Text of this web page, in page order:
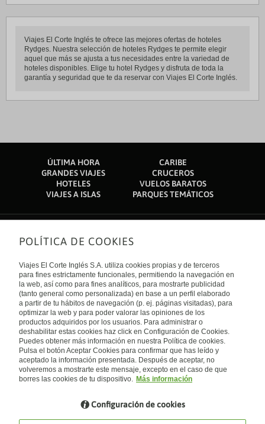
Viajes El Corte Inglés te ofrece las mejores ofertas de hoteles
Rydges. Nuestra selección de hoteles Rydges te permite elegir
aquel que más se ajusta a tus necesidades entre la variedad de
hoteles disponibles. Elige tu hotel Rydges y disfruta de toda la
garantía y seguridad que te da reservar con Viajes El Corte Inglés.
ÚLTIMA HORA
CARIBE
GRANDES VIAJES
CRUCEROS
HOTELES
VUELOS BARATOS
VIAJES A ISLAS
PARQUES TEMÁTICOS
Sobre nosotros
Quiénes somos
Financiación
Sostenibilidad
Turismo accesible
Tarjeta El Corte Inglés
Trabaja con nosotros
El Corte Inglés
Canal Ético
Enlaces de interés
Guías de viaje
Catálogos
Auto check-in
Condiciones Generales
Política de privacidad
Política de cookies
Accesibilidad
Empresas/ Grupos
Internacional
España
Visita nuestro blog
Blog de Viajes el Corte inglés
POLÍTICA DE COOKIES
Viajes El Corte Inglés S.A. utiliza cookies propias y de terceros
para fines estrictamente funcionales, permitiendo la navegación en
la web, así como para fines analíticos, para mostrarte publicidad
(tanto general como personalizada) en base a un perfil elaborado
a partir de tu hábitos de navegación (p. ej. páginas visitadas), para
optimizar la web y para poder valorar las opiniones de los
productos adquiridos por los usuarios. Para administrar o
deshabilitar estas cookies haz click en Configuración de Cookies.
Puedes obtener más información en nuestra Política de cookies.
Pulsa el botón Aceptar Cookies para confirmar que has leído y
aceptado la información presentada. Después de aceptar, no
volveremos a mostrarte este mensaje, excepto en el caso de que
borres las cookies de tu dispositivo. Más información
Configuración de cookies